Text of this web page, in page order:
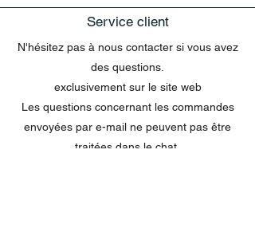
Service client
N'hésitez pas à nous contacter si vous avez
des questions.
exclusivement sur le site web
Les questions concernant les commandes
envoyées par e-mail ne peuvent pas être
traitées dans le chat.